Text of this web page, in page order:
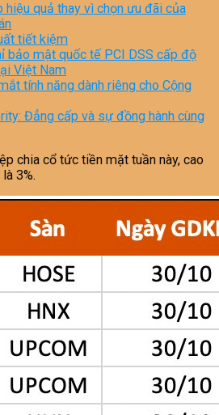
hiệu quả thay vì chọn ưu đãi của
tiết kiệm
bảo mật quốc tế PCI DSS cấp độ
Việt Nam
tính năng dành riêng cho Cộng
Đẳng cấp và sự đồng hành cùng
chia cổ tức tiền mặt tuần này, cao
3%.